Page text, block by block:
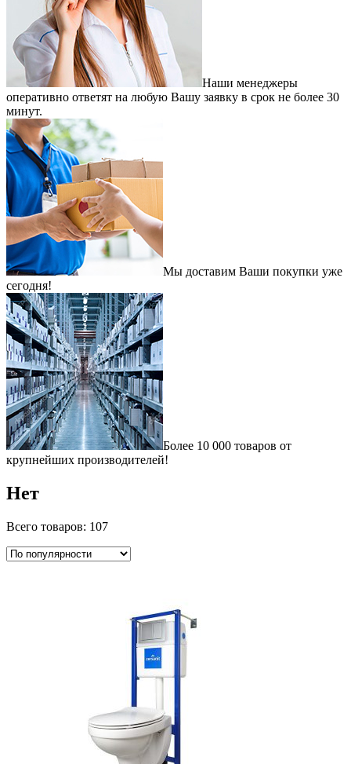
Наши менеджеры
оперативно ответят на любую Вашу заявку в срок не более 30
минут.
Мы доставим Ваши покупки уже
сегодня!
Более 10 000 товаров от
крупнейших производителей!
Нет
Всего товаров: 107